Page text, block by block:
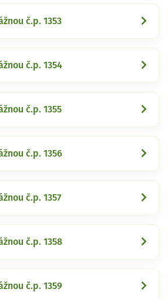
č.p. 1353
č.p. 1354
č.p. 1355
č.p. 1356
č.p. 1357
č.p. 1358
č.p. 1359